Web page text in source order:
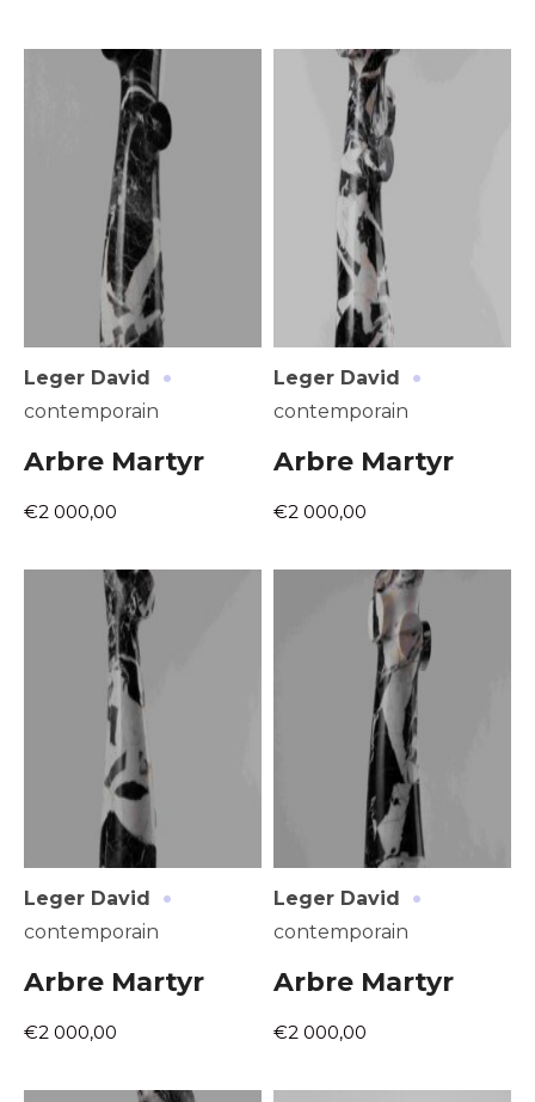
Adresse email*
Prénom
* Champ obligatoire
Nom
Prénom
Statut / Organisation
J'accepte les
* Champ obligatoire
Leger David ·
contemporain
Arbre Martyr
€2 000,00
Leger David ·
contemporain
Arbre Martyr
€2 000,00
Leger David ·
contemporain
Arbre Martyr
€2 000,00
Leger David ·
contemporain
Arbre Martyr
€2 000,00